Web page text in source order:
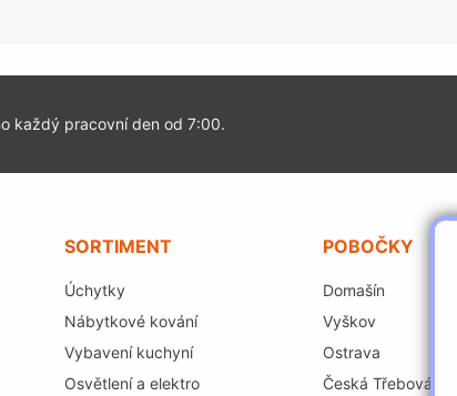
každý pracovní den od 7:00.
SORTIMENT
Úchytky
Nábytkové kování
Vybavení kuchyní
Osvětlení a elektro
POBOČKY
Domašín
Vyškov
Ostrava
Česká Třebová